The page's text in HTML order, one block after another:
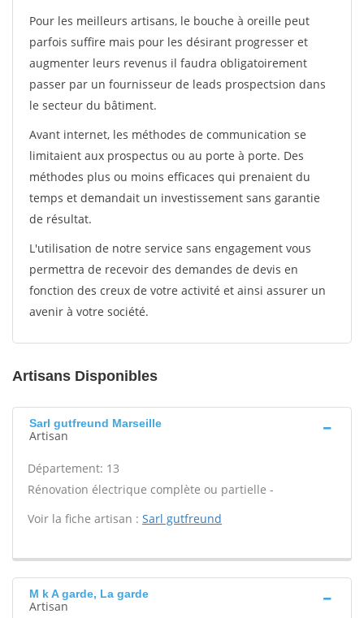
Pour les meilleurs artisans, le bouche à oreille peut
parfois suffire mais pour les désirant progresser et
augmenter leurs revenus il faudra obligatoirement
passer par un fournisseur de leads prospectsion dans
le secteur du bâtiment.
Avant internet, les méthodes de communication se
limitaient aux prospectus ou au porte à porte. Des
méthodes plus ou moins efficaces qui prenaient du
temps et demandait un investissement sans garantie
de résultat.
L'utilisation de notre service sans engagement vous
permettra de recevoir des demandes de devis en
fonction des creux de votre activité et ainsi assurer un
avenir à votre société.
Artisans Disponibles
Sarl gutfreund Marseille
Artisan
Département: 13
Rénovation électrique complète ou partielle -
Voir la fiche artisan : Sarl gutfreund
M k A garde, La garde
Artisan